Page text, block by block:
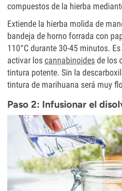
compuestos de la hierba
Extiende la hierba molida de
bandeja de horno forrada con
110°C durante 30-45 minutos.
activar loscannabinoidesde los
tintura potente. Sin la
tintura de marihuana será muy
Paso 2: Infusionar el